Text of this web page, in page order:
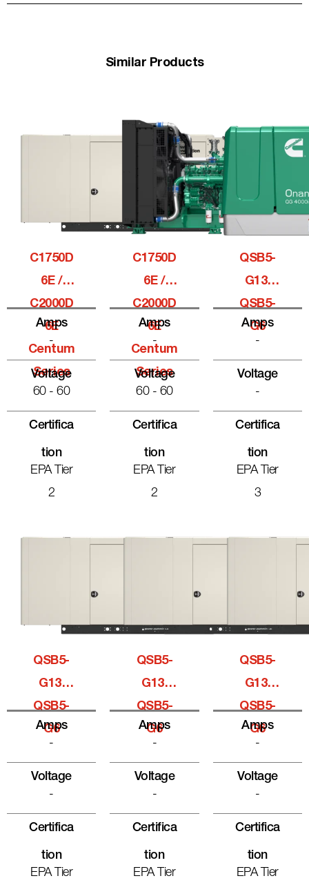
Similar Products
C1750D
6E /
C2000D
6E
Centum
Series
Amps
-
Voltage
60 - 60
Certifica
Tion
EPA Tier
2
C1750D
6E /
C2000D
6E
Centum
Series
Amps
-
Voltage
60 - 60
Certifica
Tion
EPA Tier
2
QSB5-
G13,
QSB5-
G6
Amps
-
Voltage
-
Certifica
Tion
EPA Tier
3
QSB5-
G13,
QSB5-
G6
Amps
-
Voltage
-
Certifica
Tion
EPA Tier
QSB5-
G13,
QSB5-
G6
Amps
-
Voltage
-
Certifica
Tion
EPA Tier
QSB5-
G13,
QSB5-
G6
Amps
-
Voltage
-
Certifica
Tion
EPA Tier